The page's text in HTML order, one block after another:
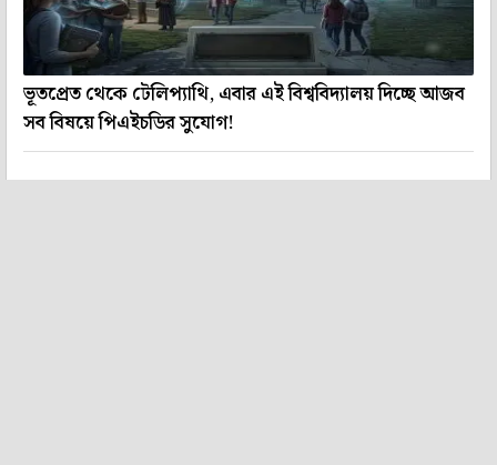
ভূতপ্রেত থেকে টেলিপ্যাথি, এবার এই বিশ্ববিদ্যালয় দিচ্ছে আজব
সব বিষয়ে পিএইচডির সুযোগ!